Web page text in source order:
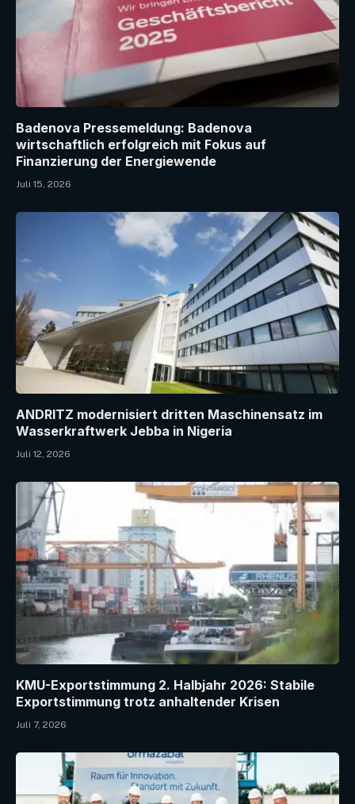
Badenova Pressemeldung: Badenova
wirtschaftlich erfolgreich mit Fokus auf
Finanzierung der Energiewende
Juli 15, 2026
ANDRITZ modernisiert dritten Maschinensatz im
Wasserkraftwerk Jebba in Nigeria
Juli 12, 2026
KMU-Exportstimmung 2. Halbjahr 2026: Stabile
Exportstimmung trotz anhaltender Krisen
Juli 7, 2026